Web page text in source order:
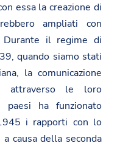
essa la creazione di
ampliati con
Durante il regime di
quando siamo stati
la comunicazione
attraverso le loro
paesi ha funzionato
i rapporti con lo
causa della seconda